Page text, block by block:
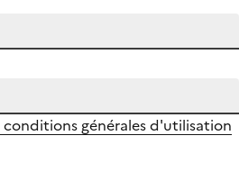
conditions générales d'utilisation